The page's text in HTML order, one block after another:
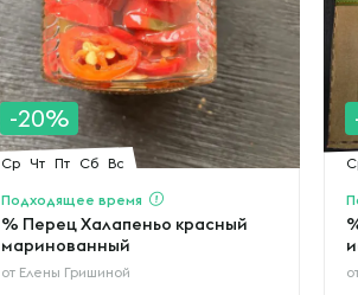
-20%
Ср Чт Пт Сб Вс
Подходящее время
% Перец Халапеньо красный
маринованный
от Елены Гришиной